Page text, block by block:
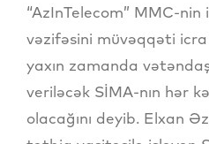
“AzInTelecom” MMC-
vəzifəsini müvəqqəti
yaxın zamanda
veriləcək SİMA-nın hər
olacağını deyib. Elxan